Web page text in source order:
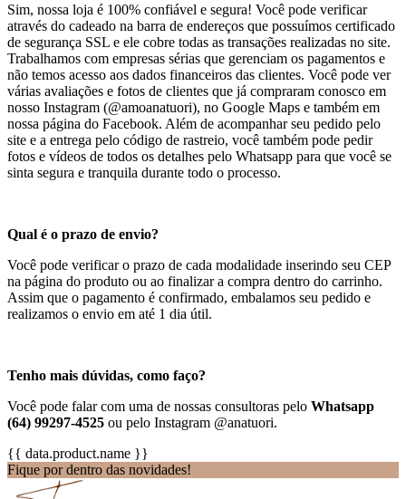
Sim, nossa loja é 100% confiável e segura! Você pode verificar
através do cadeado na barra de endereços que possuímos certificado
de segurança SSL e ele cobre todas as transações realizadas no site.
Trabalhamos com empresas sérias que gerenciam os pagamentos e
não temos acesso aos dados financeiros das clientes. Você pode ver
várias avaliações e fotos de clientes que já compraram conosco em
nosso Instagram (@amoanatuori), no Google Maps e também em
nossa página do Facebook. Além de acompanhar seu pedido pelo
site e a entrega pelo código de rastreio, você também pode pedir
fotos e vídeos de todos os detalhes pelo Whatsapp para que você se
sinta segura e tranquila durante todo o processo.
Qual é o prazo de envio?
Você pode verificar o prazo de cada modalidade inserindo seu CEP
na página do produto ou ao finalizar a compra dentro do carrinho.
Assim que o pagamento é confirmado, embalamos seu pedido e
realizamos o envio em até 1 dia útil.
Tenho mais dúvidas, como faço?
Você pode falar com uma de nossas consultoras pelo Whatsapp
(64) 99297-4525 ou pelo Instagram @anatuori.
{{ data.product.name }}
Fique por dentro das novidades!